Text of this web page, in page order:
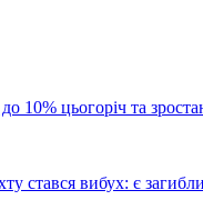
10% цьогоріч та
стався вибух: є